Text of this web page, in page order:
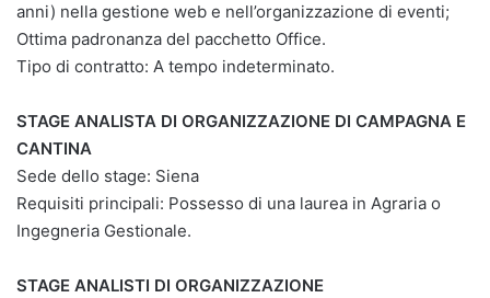
anni) nella gestione web e nell’organizzazione di eventi;
Ottima padronanza del pacchetto Office.
Tipo di contratto: A tempo indeterminato.
STAGE ANALISTA DI ORGANIZZAZIONE DI CAMPAGNA E
CANTINA
Sede dello stage: Siena
Requisiti principali: Possesso di una laurea in Agraria o
Ingegneria Gestionale.
STAGE ANALISTI DI ORGANIZZAZIONE